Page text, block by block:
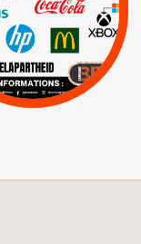
et brochures |
| PUMA
Sodastream |
tracts,
affiches,...